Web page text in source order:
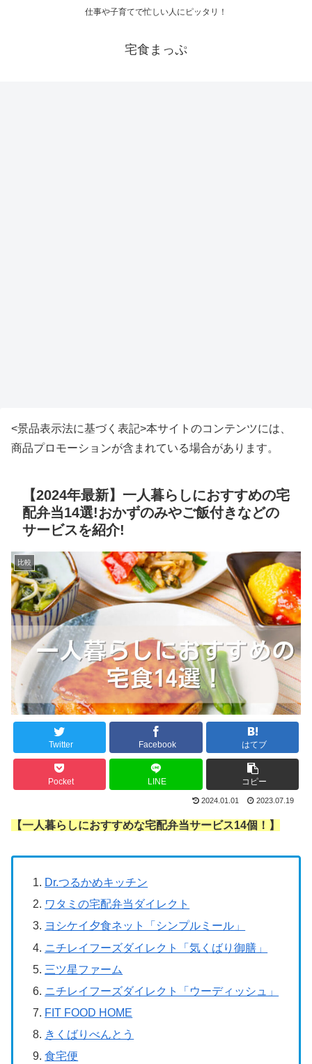
仕事や子育てで忙しい人にピッタリ！
宅食まっぷ
<景品表示法に基づく表記>本サイトのコンテンツには、
商品プロモーションが含まれている場合があります。
【2024年最新】一人暮らしにおすすめの宅
配弁当14選!おかずのみやご飯付きなどの
サービスを紹介!
比較
Twitter Facebook はてブ
Pocket LINE コピー
2024.01.01 2023.07.19
【一人暮らしにおすすめな宅配弁当サービス14個！】
Dr.つるかめキッチン
ワタミの宅配弁当ダイレクト
ヨシケイ夕食ネット「シンプルミール」
ニチレイフーズダイレクト「気くばり御膳」
三ツ星ファーム
ニチレイフーズダイレクト「ウーディッシュ」
FIT FOOD HOME
きくばりべんとう
食宅便